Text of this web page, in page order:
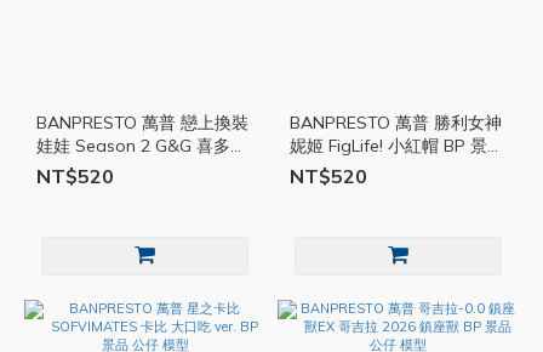
BANPRESTO 萬普 戀上換裝
娃娃 Season 2 G&G 喜多川
海夢 Set Up Style Ver. BP
景品 公仔 模型
NT$520
BANPRESTO 萬普 勝利女神
妮姬 FigLife! 小紅帽 BP 景品
公仔 模型
NT$520